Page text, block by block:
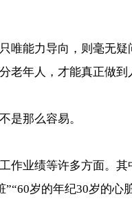
唯能力导向，则毫无
老年人，才能真正做到
是那么容易。
作业绩等许多方面。
”“60岁的年纪30岁的心